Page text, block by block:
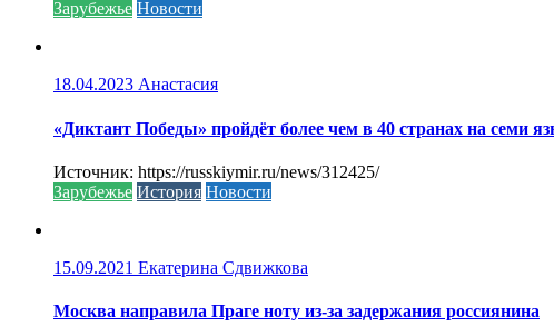
Зарубежье Новости
18.04.2023 Анастасия
«Диктант Победы» пройдёт более чем в 40 странах на семи
Источник: https://russkiymir.ru/news/312425/
Зарубежье История Новости
15.09.2021 Екатерина Сдвижкова
Москва направила Праге ноту из-за задержания россиянина